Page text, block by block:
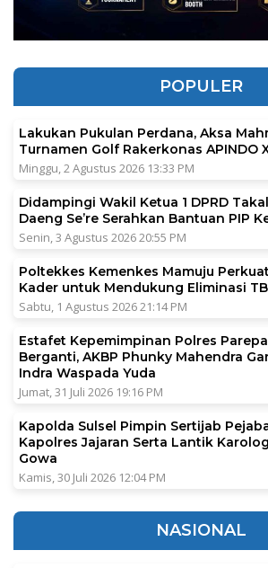
POPULER
Lakukan Pukulan Perdana, Aksa
Turnamen Golf Rakerkonas APINDO
Minggu, 2 Agustus 2026 13:33 PM
Didampingi Wakil Ketua 1 DPRD
Daeng Se’re Serahkan Bantuan PIP
Senin, 3 Agustus 2026 20:55 PM
Poltekkes Kemenkes Mamuju
Kader untuk Mendukung Eliminasi
Sabtu, 1 Agustus 2026 21:14 PM
Estafet Kepemimpinan Polres
Berganti, AKBP Phunky Mahendra
Indra Waspada Yuda
Jumat, 31 Juli 2026 19:16 PM
Kapolda Sulsel Pimpin Sertijab
Kapolres Jajaran Serta Lantik
Gowa
Kamis, 30 Juli 2026 12:04 PM
NASIONAL